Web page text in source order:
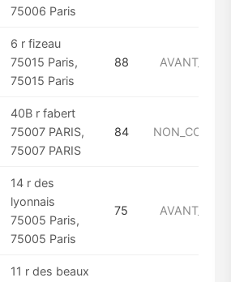
75006 Paris
6 r fizeau
75015 Paris,
75015 Paris
88 AVANT_1949
40B r fabert
75007 PARIS,
75007 PARIS
84
14 r des
lyonnais
75005 Paris,
75005 Paris
75 AVANT_1949
11 r des beaux